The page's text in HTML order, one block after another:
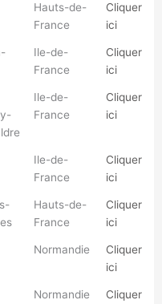
Hauts-de-
France
Cliquer
ici
Ile-de-
France
Cliquer
ici
Ile-de-
France
Cliquer
ici
Ile-de-
France
Cliquer
ici
Hauts-de-
France
Cliquer
ici
Normandie
Cliquer
ici
Normandie
Cliquer